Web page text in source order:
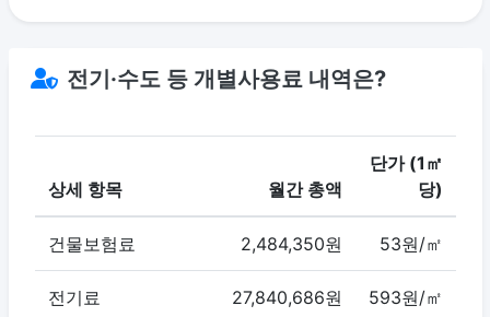
전기·수도 등 개별사용료 내역은?
상세 항목 월간 총액
단가 (1㎡
당)
건물보험료 2,484,350원 53원/㎡
전기료 27,840,686원 593원/㎡